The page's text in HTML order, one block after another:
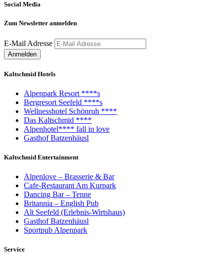
Social Media
Zum Newsletter anmelden
E-Mail Adresse
Kaltschmid Hotels
Alpenpark Resort ****s
Bergresort Seefeld ****s
Wellnesshotel Schönruh ****
Das Kaltschmid ****
Alpenhotel**** fall in love
Gasthof Batzenhäusl
Kaltschmid Entertainment
Alpenlove – Brasserie & Bar
Cafe-Restaurant Am Kurpark
Dancing Bar – Tenne
Britannia – English Pub
Alt Seefeld (Erlebnis-Wirtshaus)
Gasthof Batzenhäusl
Sportpub Alpenpark
Service